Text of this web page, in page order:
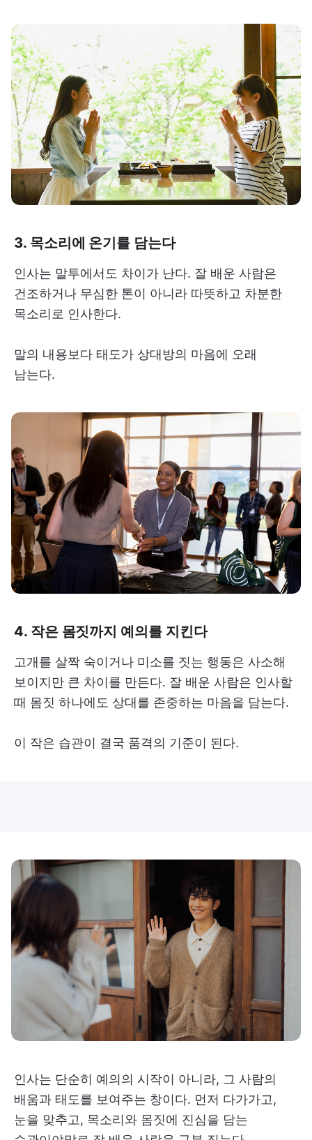
3. 목소리에 온기를 담는다
인사는 말투에서도 차이가 난다. 잘 배운 사람은
건조하거나 무심한 톤이 아니라 따뜻하고 차분한
목소리로 인사한다.
말의 내용보다 태도가 상대방의 마음에 오래
남는다.
4. 작은 몸짓까지 예의를 지킨다
고개를 살짝 숙이거나 미소를 짓는 행동은 사소해
보이지만 큰 차이를 만든다. 잘 배운 사람은 인사할
때 몸짓 하나에도 상대를 존중하는 마음을 담는다.
이 작은 습관이 결국 품격의 기준이 된다.
인사는 단순히 예의의 시작이 아니라, 그 사람의
배움과 태도를 보여주는 창이다. 먼저 다가가고,
눈을 맞추고, 목소리와 몸짓에 진심을 담는